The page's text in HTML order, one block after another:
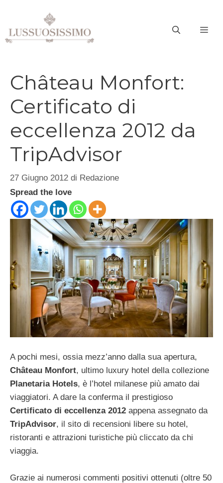
contenuto
Château Monfort:
Certificato di
eccellenza 2012 da
TripAdvisor
27 Giugno 2012 di Redazione
Spread the love
A pochi mesi, ossia mezz’anno dalla sua apertura,
Château Monfort, ultimo luxury hotel della collezione
Planetaria Hotels, è l’hotel milanese più amato dai
viaggiatori. A dare la conferma il prestigioso
Certificato di eccellenza 2012 appena assegnato da
TripAdvisor, il sito di recensioni libere su hotel,
ristoranti e attrazioni turistiche più cliccato da chi
viaggia.
Grazie ai numerosi commenti positivi ottenuti (oltre 50